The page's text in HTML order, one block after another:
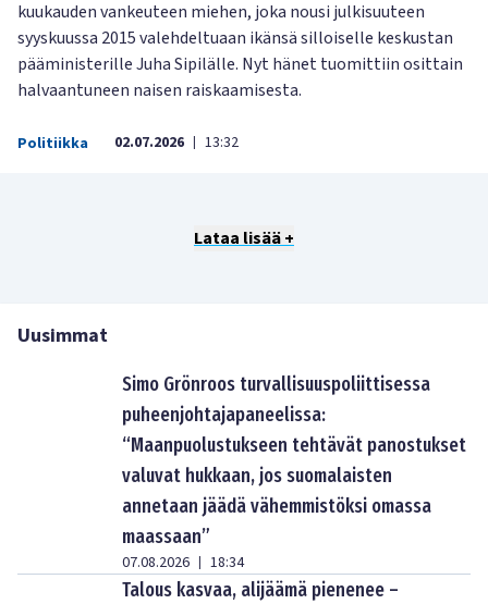
kuukauden vankeuteen miehen, joka nousi julkisuuteen
syyskuussa 2015 valehdeltuaan ikänsä silloiselle keskustan
pääministerille Juha Sipilälle. Nyt hänet tuomittiin osittain
halvaantuneen naisen raiskaamisesta.
Politiikka 02.07.2026 | 13:32
Lataa lisää +
Uusimmat
Simo Grönroos turvallisuuspoliittisessa
puheenjohtajapaneelissa:
“Maanpuolustukseen tehtävät panostukset
valuvat hukkaan, jos suomalaisten
annetaan jäädä vähemmistöksi omassa
maassaan”
07.08.2026 | 18:34
Talous kasvaa, alijäämä pienenee –